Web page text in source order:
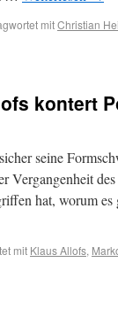
mitChristian
kontert
seine
Vergangenheit
hat, worum
mit Klaus Allofs,